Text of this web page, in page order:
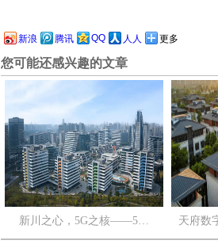
新浪 腾讯 QQ 人人 更多
您可能还感兴趣的文章
新川之心，5G之核——5… 天府